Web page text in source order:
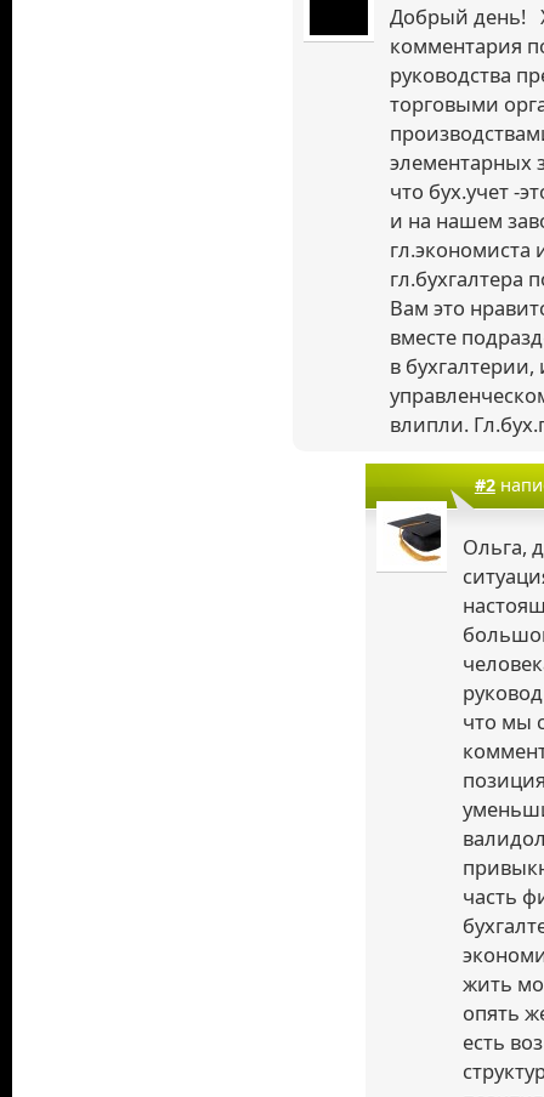
Добрый день!
комментария
руководства
торговыми
элементарных
что бух.учет -
и на нашем
гл.экономиста
гл.бухгалтера
Вам это
вместе
в
влипли.
#2
Ольга,
что мы
часть
жить
опять
есть